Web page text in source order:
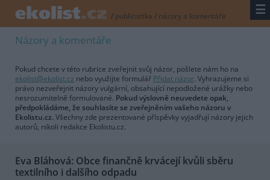
/ publicistika / názory a komentáře ☰
Názory a komentáře
Pokud chcete v této rubrice zveřejnit svůj názor, pošlete nám ho na
ekolist@ekolist.cz nebo využijte formulář Přidat názor. Vyhrazujeme si
právo nezveřejnit názory vulgární, obsahující nepodložené urážky nebo
nesrozumitelně formulované. Pokud výslovně neuvedete opak,
předpokládáme, že souhlasíte se zveřejněním vašeho názoru v
Ekolistu.cz. Všechny zde prezentované příspěvky vyjadřují názory jejich
autorů, nikoli redakce Ekolistu.cz.
Eva Bláhová: Obce finančně krvácejí kvůli sběru
textilního i dalšího odpadu